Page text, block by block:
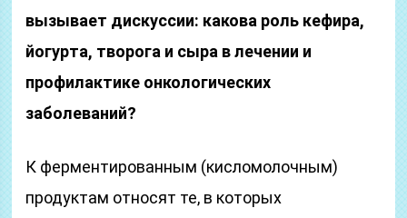
вызывает дискуссии: какова роль кефира,
йогурта, творога и сыра в лечении и
профилактике онкологических
заболеваний?
К ферментированным (кисломолочным)
продуктам относят те, в которых